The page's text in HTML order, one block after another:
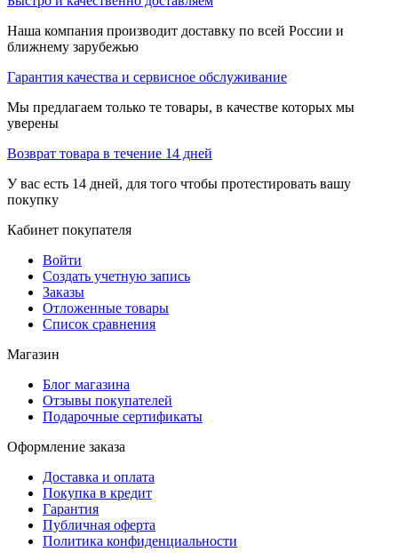
Наша компания производит доставку по всей России и
ближнему зарубежью
Гарантия качества и сервисное обслуживание
Мы предлагаем только те товары, в качестве которых мы
уверены
Возврат товара в течение 14 дней
У вас есть 14 дней, для того чтобы протестировать вашу
покупку
Кабинет покупателя
Войти
Создать учетную запись
Заказы
Отложенные товары
Список сравнения
Магазин
Блог магазина
Отзывы покупателей
Подарочные сертификаты
Оформление заказа
Доставка и оплата
Покупка в кредит
Гарантия
Публичная оферта
Политика конфиденциальности